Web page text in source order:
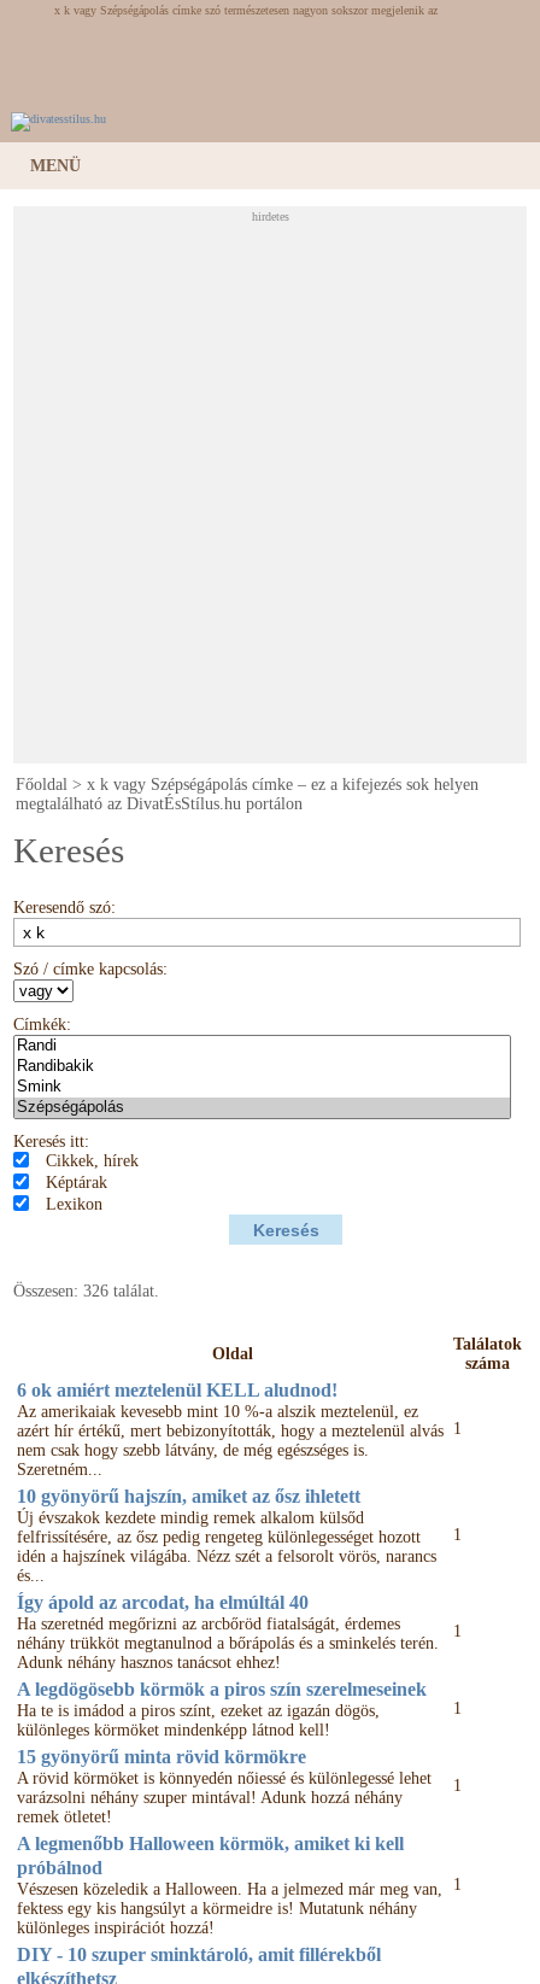
x k vagy Szépségápolás címke szó természetesen nagyon sokszor megjelenik az
MENÜ
hirdetes
Főoldal >x k vagy Szépségápolás címke – ez a kifejezés sok helyen
megtalálható az DivatÉsStílus.hu portálon
Keresés
Keresendő szó:
Szó / címke kapcsolás:
Címkék:
Keresés itt:
Cikkek, hírek
Képtárak
Lexikon
Összesen: 326 találat.
Oldal
Találatok
száma
6 ok amiért meztelenül KELL aludnod!
Az amerikaiak kevesebb mint 10 %-a alszik meztelenül, ez
azért hír értékű, mert bebizonyították, hogy a meztelenül alvás
nem csak hogy szebb látvány, de még egészséges is.
Szeretném...
1
10 gyönyörű hajszín, amiket az ősz ihletett
Új évszakok kezdete mindig remek alkalom külsőd
felfrissítésére, az ősz pedig rengeteg különlegességet hozott
idén a hajszínek világába. Nézz szét a felsorolt vörös, narancs
és...
1
Így ápold az arcodat, ha elmúltál 40
Ha szeretnéd megőrizni az arcbőröd fiatalságát, érdemes
néhány trükköt megtanulnod a bőrápolás és a sminkelés terén.
Adunk néhány hasznos tanácsot ehhez!
1
A legdögösebb körmök a piros szín szerelmeseinek
Ha te is imádod a piros színt, ezeket az igazán dögös,
különleges körmöket mindenképp látnod kell!
1
15 gyönyörű minta rövid körmökre
A rövid körmöket is könnyedén nőiessé és különlegessé lehet
varázsolni néhány szuper mintával! Adunk hozzá néhány
remek ötletet!
1
A legmenőbb Halloween körmök, amiket ki kell
próbálnod
Vészesen közeledik a Halloween. Ha a jelmezed már meg van,
fektess egy kis hangsúlyt a körmeidre is! Mutatunk néhány
különleges inspirációt hozzá!
1
DIY - 10 szuper sminktároló, amit fillérekből
elkészíthetsz